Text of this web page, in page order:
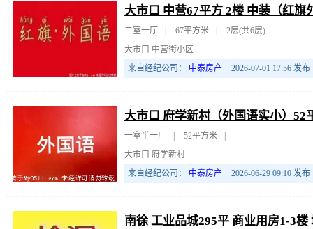
大市口 中营67平方 2楼 中装（红旗
二室一厅 67平方米
2层(共6层)
大市口 中营街小区
来自经纪公司： 中泰房产 2026-07-01 17:56 发布
大市口 府学新村（外国语实小）52
一室半一厅 52平方米
大市口 府学新村
来自经纪公司： 中泰房产 2026-06-29 09:10 发布
南徐 工业品城295平 商业用房1-3